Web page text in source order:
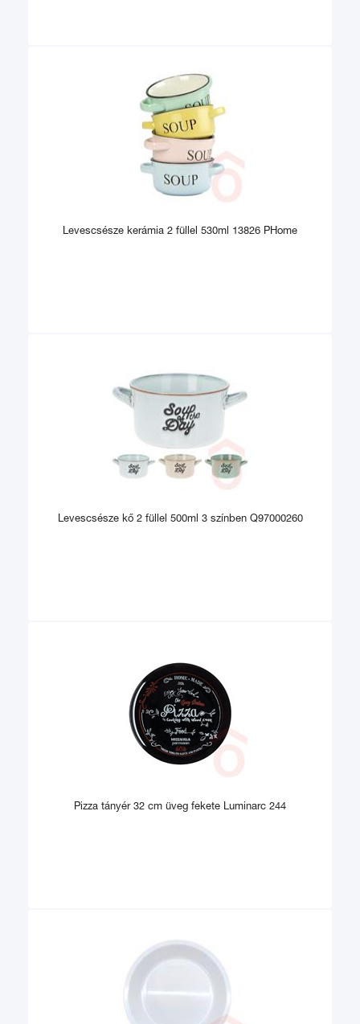
Levescsésze kerámia 2 füllel 530ml 13826 PHome
Levescsésze kő 2 füllel 500ml 3 színben Q97000260
Pizza tányér 32 cm üveg fekete Luminarc 244